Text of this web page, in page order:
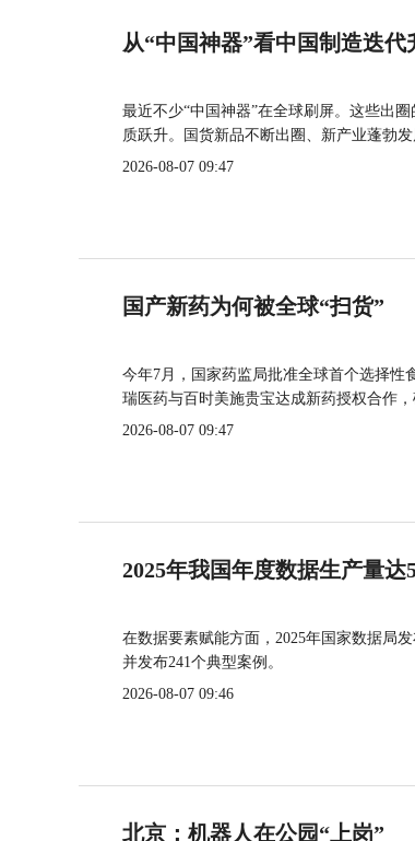
从“中国神器”看中国制造迭代
最近不少“中国神器”在全球刷屏。这些出
质跃升。国货新品不断出圈、新产业蓬勃
2026-08-07 09:47
国产新药为何被全球“扫货”
今年7月，国家药监局批准全球首个选择性
瑞医药与百时美施贵宝达成新药授权合作
2026-08-07 09:47
2025年我国年度数据生产量达
在数据要素赋能方面，2025年国家数据局
并发布241个典型案例。
2026-08-07 09:46
北京：机器人在公园“上岗”